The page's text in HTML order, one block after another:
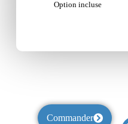
Commander
Option incluse